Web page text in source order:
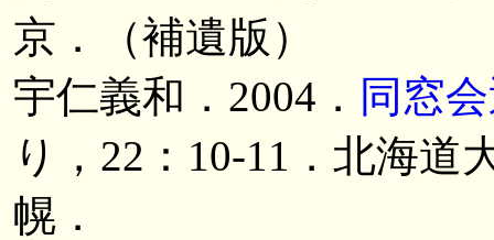
京．（補遺版）
宇仁義和．2004． 同窓
り，22：10-11．北海道
幌．